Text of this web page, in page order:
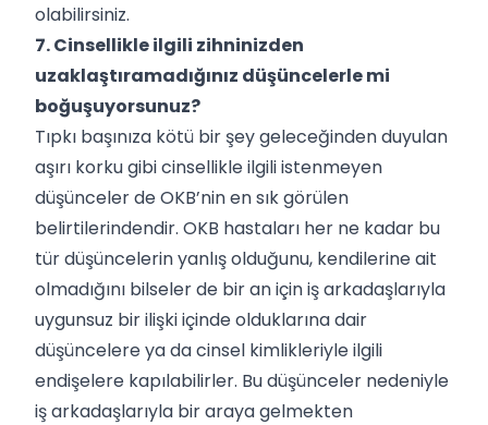
olabilirsiniz.
7. Cinsellikle ilgili zihninizden
uzaklaştıramadığınız düşüncelerle mi
boğuşuyorsunuz?
Tıpkı başınıza kötü bir şey geleceğinden duyulan
aşırı korku gibi cinsellikle ilgili istenmeyen
düşünceler de OKB’nin en sık görülen
belirtilerindendir. OKB hastaları her ne kadar bu
tür düşüncelerin yanlış olduğunu, kendilerine ait
olmadığını bilseler de bir an için iş arkadaşlarıyla
uygunsuz bir ilişki içinde olduklarına dair
düşüncelere ya da cinsel kimlikleriyle ilgili
endişelere kapılabilirler. Bu düşünceler nedeniyle
iş arkadaşlarıyla bir araya gelmekten